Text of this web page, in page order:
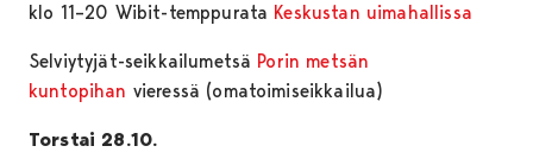
klo 11–20 Wibit-temppurata Keskustan uimahallissa
Selviytyjät-seikkailumetsä Porin metsän
kuntopihan vieressä (omatoimiseikkailua)
Torstai 28.10.